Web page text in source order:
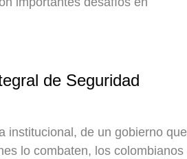
de Seguridad
institucional, de un gobierno que
lo combaten, los colombianos